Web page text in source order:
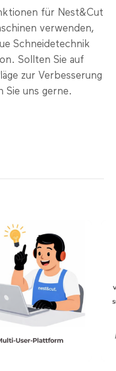
für Nest&Cut
verwenden,
Schneidetechnik
Sollten Sie auf
zur Verbesserung
Sie uns gerne.